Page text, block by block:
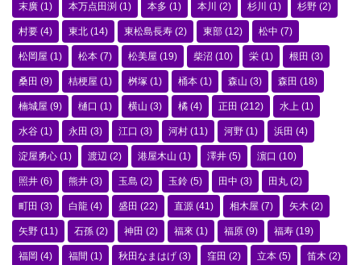
末廣 (1) 本万点田渕 (1) 本多 (1) 本川 (2) 杉川 (1) 杉野 (2)
村要 (4) 東北 (14) 東松島長寿 (2) 東部 (12) 松中 (7)
松岡屋 (1) 松本 (7) 松美屋 (19) 柴沼 (10) 栄 (1) 根田 (3)
桑田 (9) 桔梗屋 (1) 桝塚 (1) 桶本 (1) 森山 (3) 森田 (18)
楠城屋 (9) 樋口 (1) 横山 (3) 橘 (4) 正田 (212) 水上 (1)
水谷 (1) 永田 (3) 江口 (3) 河村 (11) 河野 (1) 浜田 (4)
淀屋勇心 (1) 渡辺 (2) 港屋木山 (1) 澤井 (5) 濵口 (10)
照井 (6) 熊井 (3) 玉島 (2) 玉鈴 (5) 田中 (3) 田丸 (2)
町田 (3) 白龍 (4) 盛田 (22) 直源 (41) 相木屋 (7) 矢木 (2)
矢野 (11) 石孫 (2) 神田 (2) 福來 (1) 福原 (9) 福寿 (19)
福岡 (4) 福間 (1) 秋田なまはげ (3) 窪田 (2) 立本 (5) 笛木 (2)